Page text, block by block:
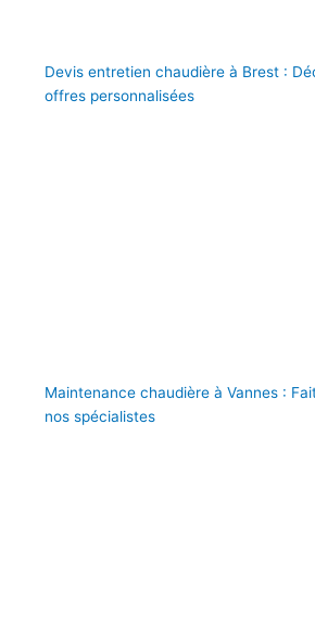
Devis entretien chaudière à Brest :
offres personnalisées
Maintenance chaudière à Vannes :
nos spécialistes